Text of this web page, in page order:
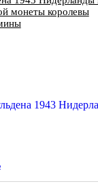
монеты королевы